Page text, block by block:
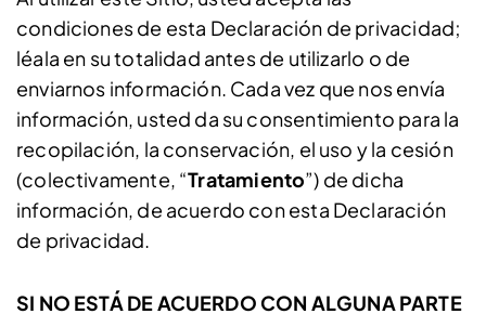
condiciones de esta Declaración de privacidad;
léala en su totalidad antes de utilizarlo o de
enviarnos información. Cada vez que nos envía
información, usted da su consentimiento para la
recopilación, la conservación, el uso y la cesión
(colectivamente, “Tratamiento”) de dicha
información, de acuerdo con esta Declaración
de privacidad.
SI NO ESTÁ DE ACUERDO CON ALGUNA PARTE